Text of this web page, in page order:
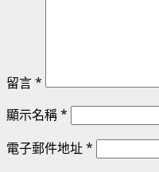
留言*
顯示名稱*
電子郵件地址*